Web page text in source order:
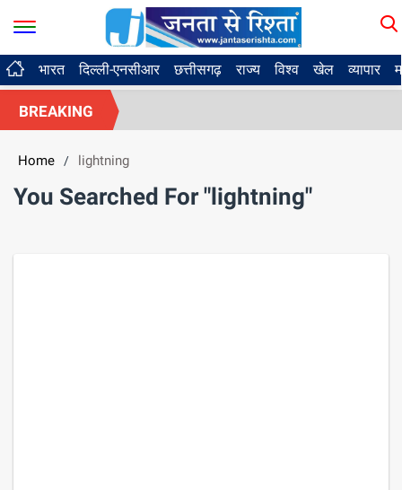
भारत दिल्ली-एनसीआर छत्तीसगढ़ राज्य विश्व खेल व्यापार
BREAKING
Home / lightning
You Searched For "lightning"